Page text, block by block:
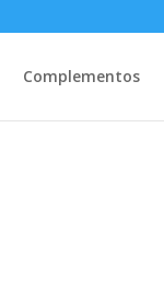
Complementos